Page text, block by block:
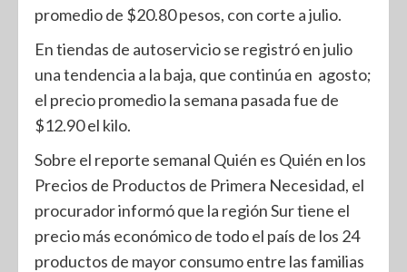
promedio de $20.80 pesos, con corte a julio.
En tiendas de autoservicio se registró en julio
una tendencia a la baja, que continúa en agosto;
el precio promedio la semana pasada fue de
$12.90 el kilo.
Sobre el reporte semanal Quién es Quién en los
Precios de Productos de Primera Necesidad, el
procurador informó que la región Sur tiene el
precio más económico de todo el país de los 24
productos de mayor consumo entre las familias